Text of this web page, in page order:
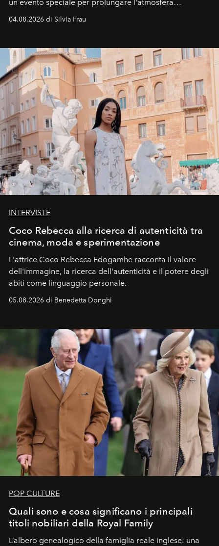
un evento speciale per prolungare l'atmosfera
04.08.2026 di Silvia Frau
INTERVISTE
Coco Rebecca alla ricerca di autenticità tra
cinema, moda e sperimentazione
L'attrice Coco Rebecca Edogamhe racconta il valore
dell'immagine, la ricerca dell'autenticità e il potere degli
abiti come linguaggio personale.
05.08.2026 di Benedetta Donghi
POP CULTURE
Quali sono e cosa significano i principali
titoli nobiliari della Royal Family
L’albero genealogico della famiglia reale inglese: una